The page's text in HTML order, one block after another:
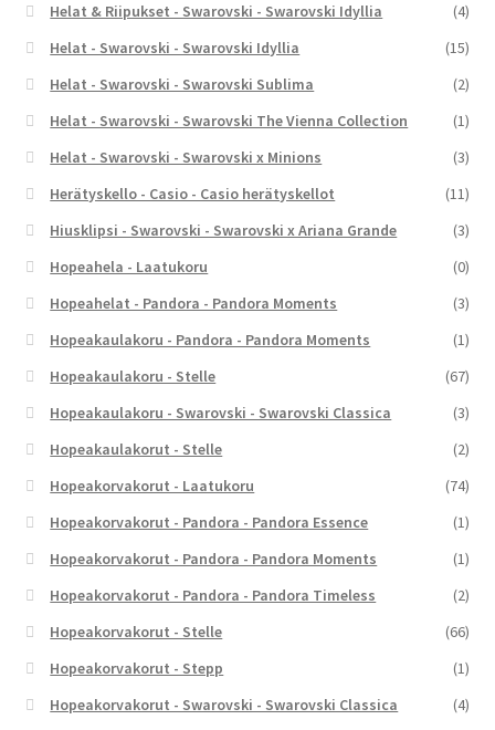
Helat & Riipukset - Swarovski - Swarovski Idyllia
(4)
Helat - Swarovski - Swarovski Idyllia
(15)
Helat - Swarovski - Swarovski Sublima
(2)
Helat - Swarovski - Swarovski The Vienna Collection
(1)
Helat - Swarovski - Swarovski x Minions
(3)
Herätyskello - Casio - Casio herätyskellot
(11)
Hiusklipsi - Swarovski - Swarovski x Ariana Grande
(3)
Hopeahela - Laatukoru
(0)
Hopeahelat - Pandora - Pandora Moments
(3)
Hopeakaulakoru - Pandora - Pandora Moments
(1)
Hopeakaulakoru - Stelle
(67)
Hopeakaulakoru - Swarovski - Swarovski Classica
(3)
Hopeakaulakorut - Stelle
(2)
Hopeakorvakorut - Laatukoru
(74)
Hopeakorvakorut - Pandora - Pandora Essence
(1)
Hopeakorvakorut - Pandora - Pandora Moments
(1)
Hopeakorvakorut - Pandora - Pandora Timeless
(2)
Hopeakorvakorut - Stelle
(66)
Hopeakorvakorut - Stepp
(1)
Hopeakorvakorut - Swarovski - Swarovski Classica
(4)